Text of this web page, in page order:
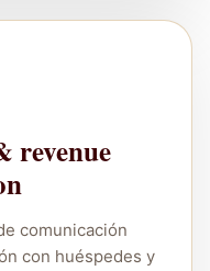
revenue
comunicación
con huéspedes y